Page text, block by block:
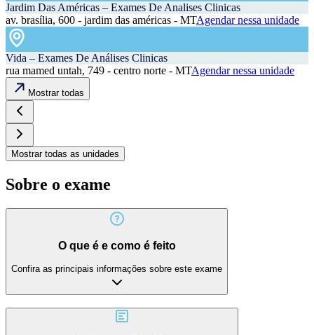
Jardim Das Américas – Exames De Analises Clinicas
av. brasília, 600 - jardim das américas - MTAgendar nessa unidade
Vida – Exames De Análises Clinicas
rua mamed untah, 749 - centro norte - MTAgendar nessa unidade
Mostrar todas
Mostrar todas as unidades
Sobre o exame
O que é e como é feito
Confira as principais informações sobre este exame